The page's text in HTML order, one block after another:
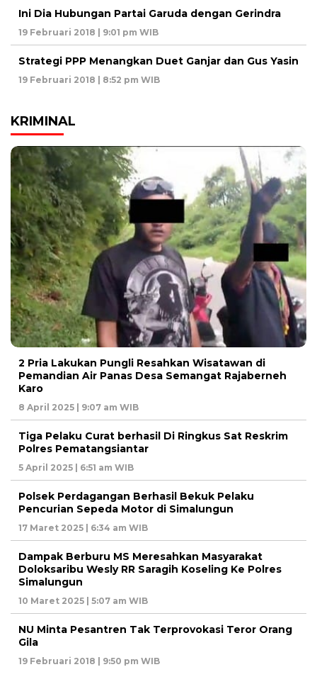
Ini Dia Hubungan Partai Garuda dengan Gerindra
19 Februari 2018 | 9:01 pm WIB
Strategi PPP Menangkan Duet Ganjar dan Gus Yasin
19 Februari 2018 | 8:52 pm WIB
KRIMINAL
2 Pria Lakukan Pungli Resahkan Wisatawan di
Pemandian Air Panas Desa Semangat Rajaberneh
Karo
8 April 2025 | 9:07 am WIB
Tiga Pelaku Curat berhasil Di Ringkus Sat Reskrim
Polres Pematangsiantar
5 April 2025 | 6:51 am WIB
Polsek Perdagangan Berhasil Bekuk Pelaku
Pencurian Sepeda Motor di Simalungun
17 Maret 2025 | 6:34 am WIB
Dampak Berburu MS Meresahkan Masyarakat
Doloksaribu Wesly RR Saragih Koseling Ke Polres
Simalungun
10 Maret 2025 | 5:07 am WIB
NU Minta Pesantren Tak Terprovokasi Teror Orang
Gila
19 Februari 2018 | 9:50 pm WIB